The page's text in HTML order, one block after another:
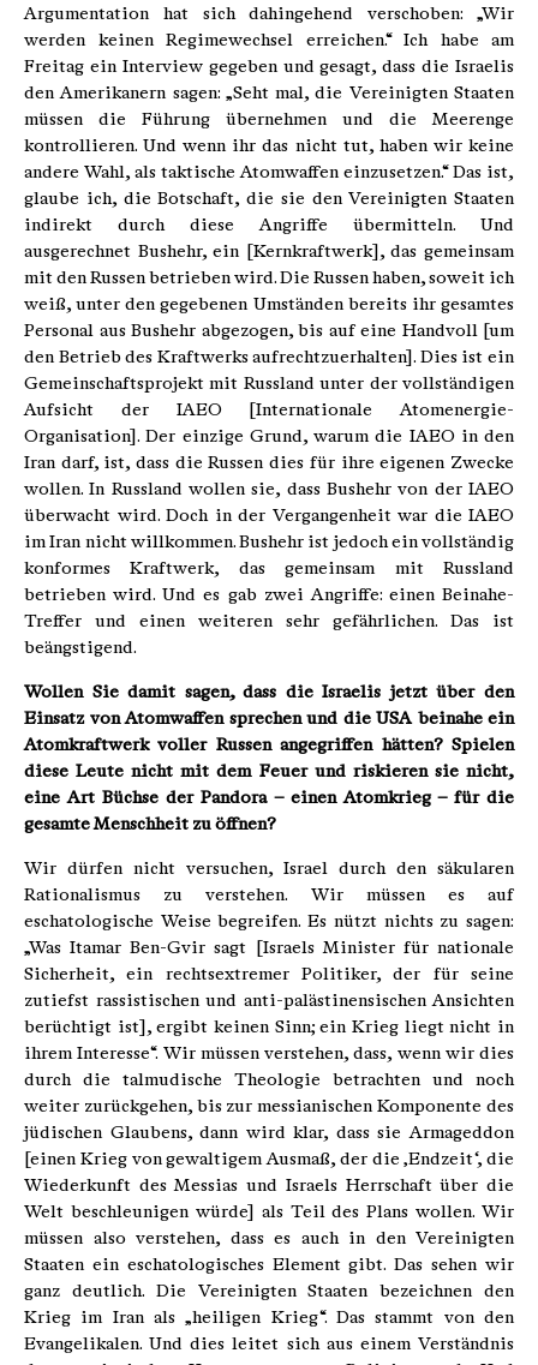
Argumentation hat sich dahingehend verschoben: „Wir
werden keinen Regimewechsel erreichen.“ Ich habe am
Freitag ein Interview gegeben und gesagt, dass die Israelis
den Amerikanern sagen: „Seht mal, die Vereinigten Staaten
müssen die Führung übernehmen und die Meerenge
kontrollieren. Und wenn ihr das nicht tut, haben wir keine
andere Wahl, als taktische Atomwaffen einzusetzen.“ Das ist,
glaube ich, die Botschaft, die sie den Vereinigten Staaten
indirekt durch diese Angriffe übermitteln. Und
ausgerechnet Bushehr, ein [Kernkraftwerk], das gemeinsam
mit den Russen betrieben wird. Die Russen haben, soweit ich
weiß, unter den gegebenen Umständen bereits ihr gesamtes
Personal aus Bushehr abgezogen, bis auf eine Handvoll [um
den Betrieb des Kraftwerks aufrechtzuerhalten]. Dies ist ein
Gemeinschaftsprojekt mit Russland unter der vollständigen
Aufsicht der IAEO [Internationale Atomenergie-
Organisation]. Der einzige Grund, warum die IAEO in den
Iran darf, ist, dass die Russen dies für ihre eigenen Zwecke
wollen. In Russland wollen sie, dass Bushehr von der IAEO
überwacht wird. Doch in der Vergangenheit war die IAEO
im Iran nicht willkommen. Bushehr ist jedoch ein vollständig
konformes Kraftwerk, das gemeinsam mit Russland
betrieben wird. Und es gab zwei Angriffe: einen Beinahe-
Treffer und einen weiteren sehr gefährlichen. Das ist
beängstigend.
Wollen Sie damit sagen, dass die Israelis jetzt über den
Einsatz von Atomwaffen sprechen und die USA beinahe ein
Atomkraftwerk voller Russen angegriffen hätten? Spielen
diese Leute nicht mit dem Feuer und riskieren sie nicht,
eine Art Büchse der Pandora – einen Atomkrieg – für die
gesamte Menschheit zu öffnen?
Wir dürfen nicht versuchen, Israel durch den säkularen
Rationalismus zu verstehen. Wir müssen es auf
eschatologische Weise begreifen. Es nützt nichts zu sagen:
„Was Itamar Ben-Gvir sagt [Israels Minister für nationale
Sicherheit, ein rechtsextremer Politiker, der für seine
zutiefst rassistischen und anti-palästinensischen Ansichten
berüchtigt ist], ergibt keinen Sinn; ein Krieg liegt nicht in
ihrem Interesse“. Wir müssen verstehen, dass, wenn wir dies
durch die talmudische Theologie betrachten und noch
weiter zurückgehen, bis zur messianischen Komponente des
jüdischen Glaubens, dann wird klar, dass sie Armageddon
[einen Krieg von gewaltigem Ausmaß, der die ‚Endzeit‘, die
Wiederkunft des Messias und Israels Herrschaft über die
Welt beschleunigen würde] als Teil des Plans wollen. Wir
müssen also verstehen, dass es auch in den Vereinigten
Staaten ein eschatologisches Element gibt. Das sehen wir
ganz deutlich. Die Vereinigten Staaten bezeichnen den
Krieg im Iran als „heiligen Krieg“. Das stammt von den
Evangelikalen. Und dies leitet sich aus einem Verständnis